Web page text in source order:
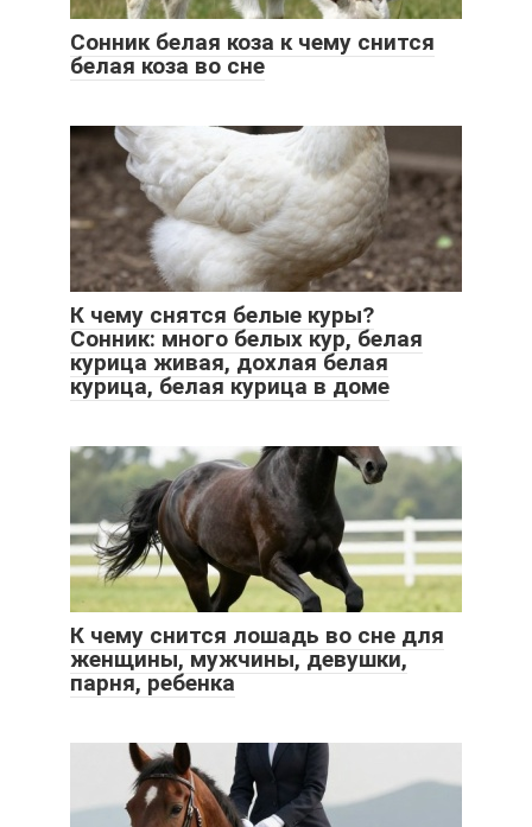
Сонник белая коза к чему снится
белая коза во сне
К чему снятся белые куры?
Сонник: много белых кур, белая
курица живая, дохлая белая
курица, белая курица в доме
К чему снится лошадь во сне для
женщины, мужчины, девушки,
парня, ребенка